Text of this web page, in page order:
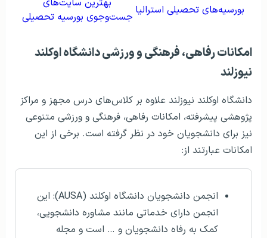
بورسیه‌های تحصیلی استرالیا جست‌وجوی بورسیه تحصیلی
امکانات رفاهی، فرهنگی و ورزشی دانشگاه اوکلند
نیوزلند
دانشگاه اوکلند نیوزلند علاوه بر کلاس‌های درس مجهز و مراکز
پژوهشی پيشرفته، امکانات رفاهی، فرهنگی و ورزشی متنوعی
نيز برای دانشجويان خود در نظر گرفته است. برخی از اين
امکانات عبارتند از:
انجمن دانشجویان دانشگاه اوکلند (AUSA): این
انجمن دارای خدماتی مانند مشاوره دانشجویی،
کمک به رفاه دانشجویان و … است و مجله